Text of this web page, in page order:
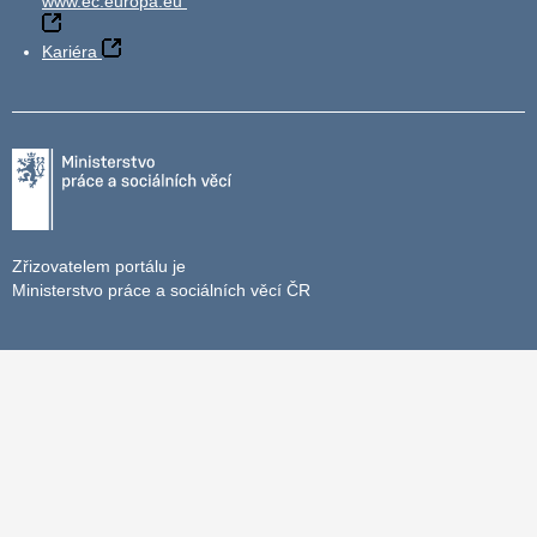
Kariéra
Zřizovatelem portálu je
Ministerstvo práce a sociálních věcí ČR